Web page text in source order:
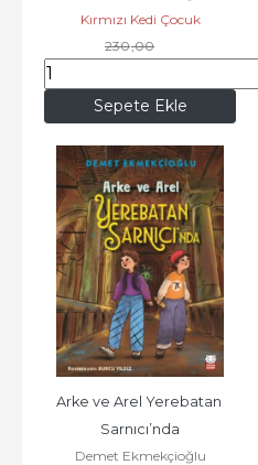
Sepete Ekle
Kırmızı Kedi Çocuk
230,00
197,80
Arke ve Arel Yerebatan
Sarnıcı’nda
Demet Ekmekçioğlu